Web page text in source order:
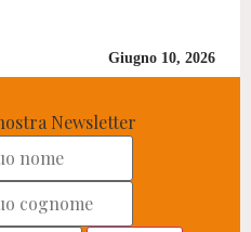
Giugno 10, 2026
Newsletter